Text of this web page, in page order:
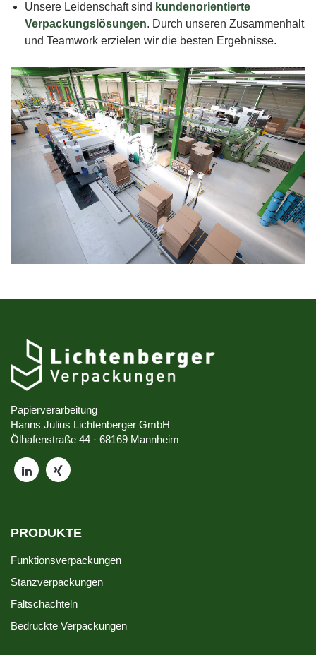
Unsere Leidenschaft sind kundenorientierte
Verpackungslösungen. Durch unseren Zusammenhalt
und Teamwork erzielen wir die besten Ergebnisse.
Papierverarbeitung
Hanns Julius Lichtenberger GmbH
Ölhafenstraße 44 · 68169 Mannheim
PRODUKTE
Funktionsverpackungen
Stanzverpackungen
Faltschachteln
Bedruckte Verpackungen